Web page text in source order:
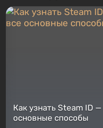
Как узнать Steam ID —
основные способы